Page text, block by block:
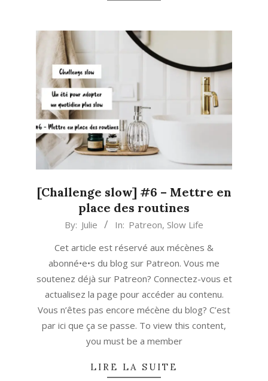
[Challenge slow] #6 – Mettre en
place des routines
By: Julie In: Patreon, Slow Life
Cet article est réservé aux mécènes &
abonné•e•s du blog sur Patreon. Vous me
soutenez déjà sur Patreon? Connectez-vous et
actualisez la page pour accéder au contenu.
Vous n’êtes pas encore mécène du blog? C’est
par ici que ça se passe. To view this content,
you must be a member
LIRE LA SUITE